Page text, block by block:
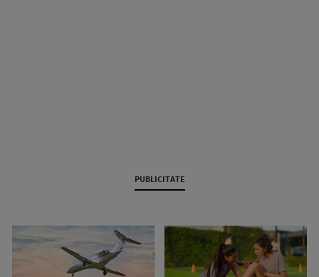
PUBLICITATE